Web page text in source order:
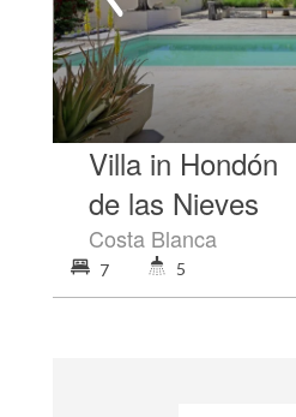
Villa in Hondón
de las Nieves
Costa Blanca
7 5